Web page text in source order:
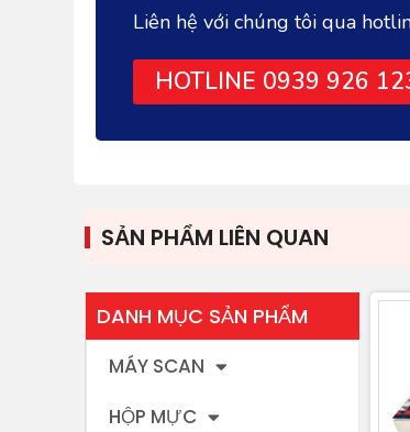
Liên hệ với chúng tôi qua
HOTLINE 0939 926
SẢN PHẨM LIÊN QUAN
DANH MỤC SẢN PHẨM
MÁY SCAN
HỘP MỰC